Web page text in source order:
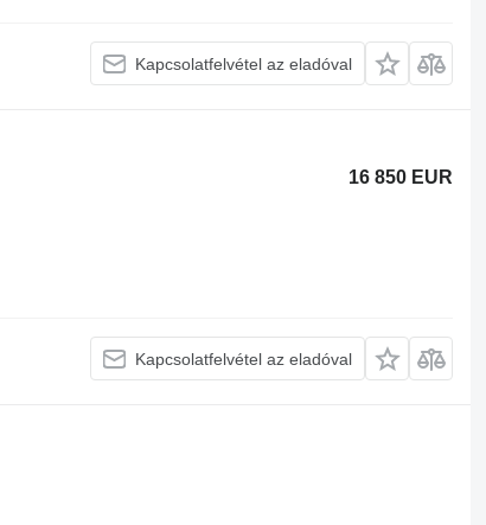
Kapcsolatfelvétel az eladóval
16 850 EUR
Kapcsolatfelvétel az eladóval